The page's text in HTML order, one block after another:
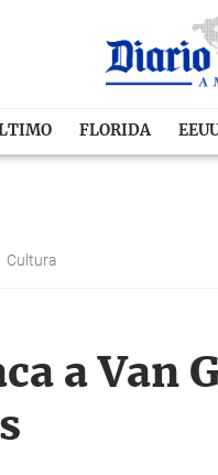
FLORIDA
Cultura
a Van